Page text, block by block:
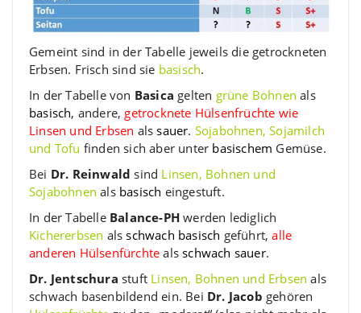
Gemeint sind in der Tabelle jeweils die getrockneten
Erbsen. Frisch sind sie basisch.
In der Tabelle von Basica gelten grüne Bohnen als
basisch, andere, getrocknete Hülsenfrüchte wie
Linsen und Erbsen alssauer. Sojabohnen, Sojamilch
und Tofu finden sich aber unter basischem Gemüse.
Bei Dr. Reinwald sind Linsen, Bohnen und
Sojabohnen als basisch eingestuft.
In der Tabelle Balance-PH werden lediglich
Kichererbsen alsschwach basisch geführt,alle
anderen Hülsenfürchte als schwach sauer.
Dr. Jentschura stuft Linsen, Bohnen und Erbsen als
schwach basenbildend ein. Bei Dr. Jacob gehören